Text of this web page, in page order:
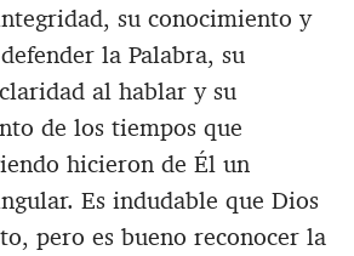
su conocimiento y
la Palabra, su
al hablar y su
de los tiempos que
hicieron de Él un
Es indudable que Dios
pero es bueno reconocer la